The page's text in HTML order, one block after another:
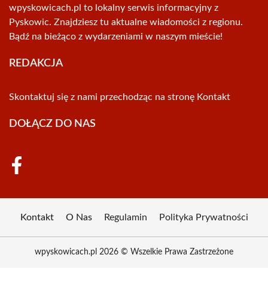
wpyskowicach.pl to lokalny serwis informacyjny z
Pyskowic. Znajdziesz tu aktualne wiadomości z regionu.
Bądź na bieżąco z wydarzeniami w naszym mieście!
REDAKCJA
Skontaktuj się z nami przechodząc na stronę Kontakt
DOŁĄCZ DO NAS
Kontakt O Nas Regulamin Polityka Prywatności
wpyskowicach.pl 2026 © Wszelkie Prawa Zastrzeżone